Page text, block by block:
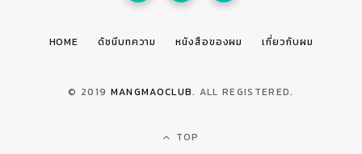
HOME ดัชนีบทความ หนังสือของผม เกี่ยวกับผม
© 2019 MANGMAOCLUB. ALL REGISTERED.
TOP